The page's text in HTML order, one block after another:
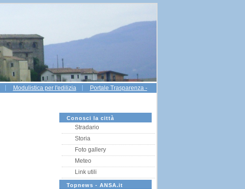
Modulistica per l'edilizia
Portale Trasparenza -
Conosci la città
Stradario
Storia
Foto gallery
Meteo
Link utili
Topnews - ANSA.it